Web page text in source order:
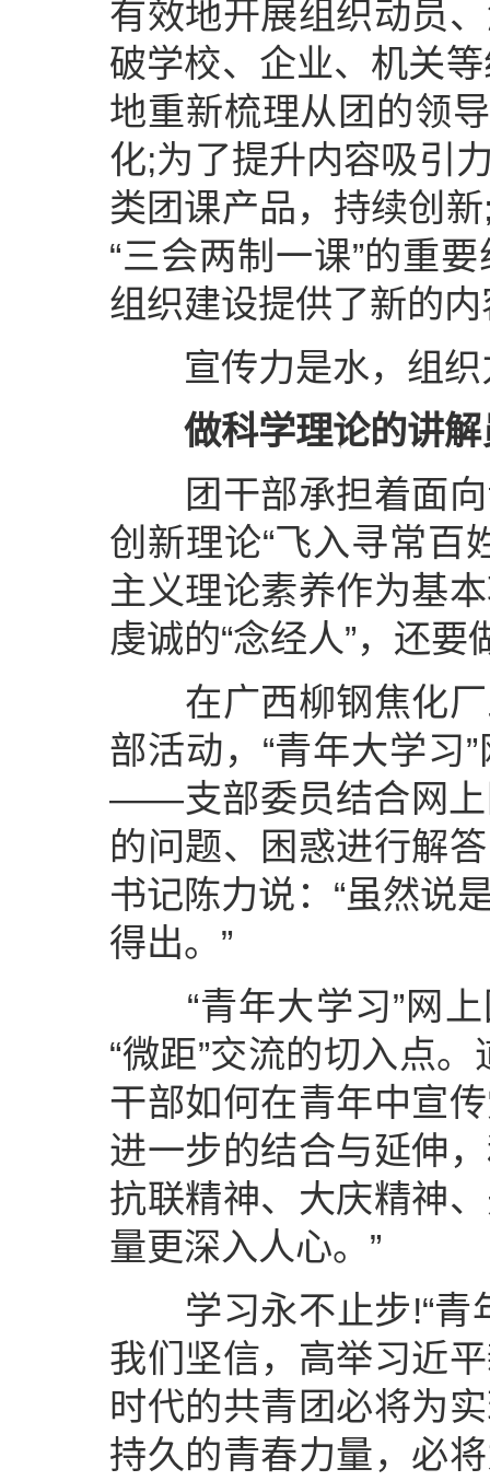
有效地开展组织动员
破学校、企业、机关
地重新梳理从团的领
化;为了提升内容吸引
类团课产品，持续创
“三会两制一课”的重
组织建设提供了新的
宣传力是水，组织
做科学理论的讲
团干部承担着面向
创新理论“飞入寻常百
主义理论素养作为基
虔诚的“念经人”，还要
在广西柳钢焦化厂
部活动，“青年大学习
——支部委员结合网上
的问题、困惑进行解
书记陈力说：“虽然说
得出。”
“青年大学习”网上
“微距”交流的切入点
干部如何在青年中宣
进一步的结合与延伸
抗联精神、大庆精神
量更深入人心。”
学习永不止步!“青
我们坚信，高举习近
时代的共青团必将为
持久的青春力量，必